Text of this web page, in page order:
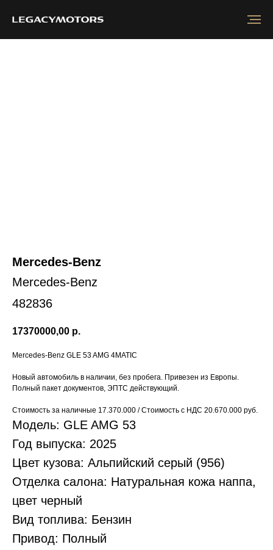
Mercedes-Benz
Mercedes-Benz
482836
17370000,00 р.
Mercedes-Benz GLE 53 AMG 4MATIC
Новый автомобиль в наличии, без пробега. Привезен из Европы.
Полный пакет документов, ЭПТС действующий.
Стоимость за наличные 17.370.000 / Стоимость с НДС 20.670.000 руб.
Модель: GLE AMG 53
Год выпуска: 2025
Цвет кузова: Альпийский серый (956)
Отделка салона: Натуральная кожа наппа,
цвет черный
Вид топлива: Бензин
Привод: Полный